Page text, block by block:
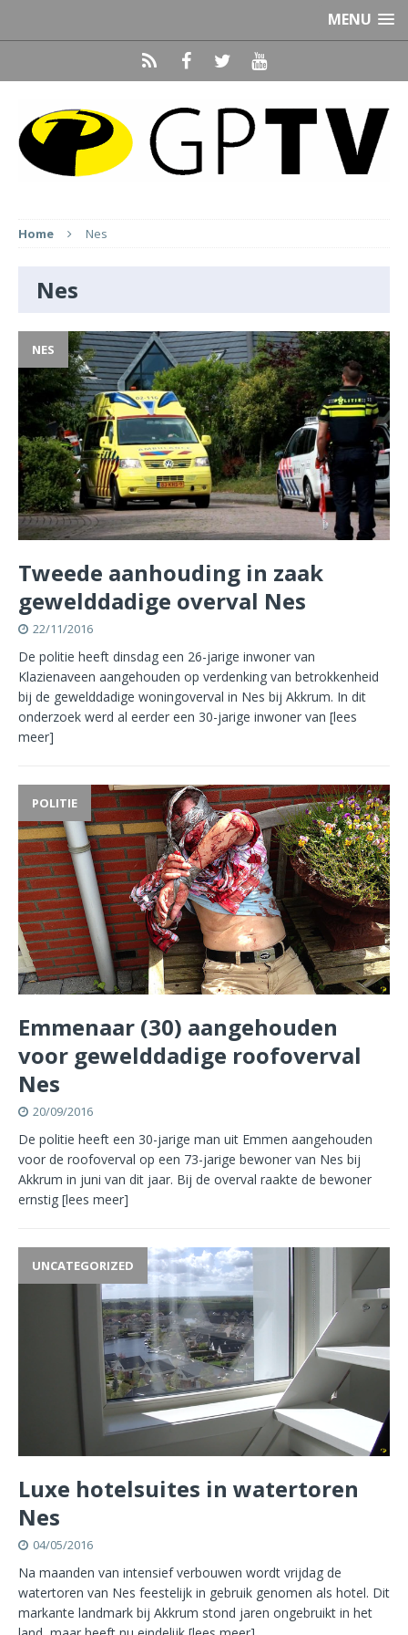
MENU
Home Nes
Nes
NES
Tweede aanhouding in zaak
gewelddadige overval Nes
22/11/2016
De politie heeft dinsdag een 26-jarige inwoner van
Klazienaveen aangehouden op verdenking van betrokkenheid
bij de gewelddadige woningoverval in Nes bij Akkrum. In dit
onderzoek werd al eerder een 30-jarige inwoner van [lees
meer]
POLITIE
Emmenaar (30) aangehouden
voor gewelddadige roofoverval
Nes
20/09/2016
De politie heeft een 30-jarige man uit Emmen aangehouden
voor de roofoverval op een 73-jarige bewoner van Nes bij
Akkrum in juni van dit jaar. Bij de overval raakte de bewoner
ernstig [lees meer]
UNCATEGORIZED
Luxe hotelsuites in watertoren
Nes
04/05/2016
Na maanden van intensief verbouwen wordt vrijdag de
watertoren van Nes feestelijk in gebruik genomen als hotel. Dit
markante landmark bij Akkrum stond jaren ongebruikt in het